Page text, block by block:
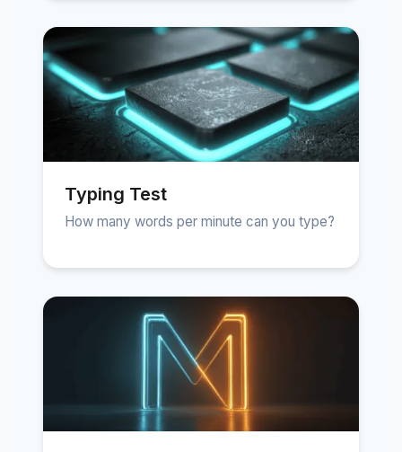
Typing Test
How many words per minute can you type?